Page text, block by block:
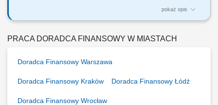
pokaż opis
Jakie będą Twoje zadania: Pozyskiwanie nowych klientów oraz
finansowych do potrzeb klientów. Wsparcie klientów w bankowości
PRACA DORADCA FINANSOWY W MIASTACH
Doradca Finansowy Warszawa
Doradca Finansowy Kraków Doradca Finansowy Łódź
Doradca Finansowy Wrocław